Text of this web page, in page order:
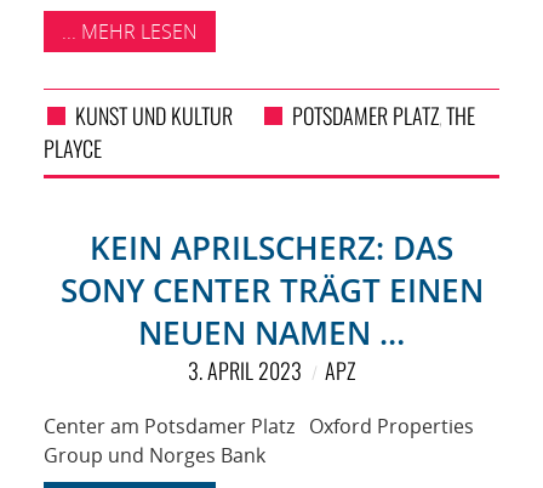
... MEHR LESEN
KUNST UND KULTUR POTSDAMER PLATZ,THE
PLAYCE
KEIN APRILSCHERZ: DAS
SONY CENTER TRÄGT EINEN
NEUEN NAMEN …
3. APRIL 2023 APZ
Center am Potsdamer Platz Oxford Properties
Group und Norges Bank